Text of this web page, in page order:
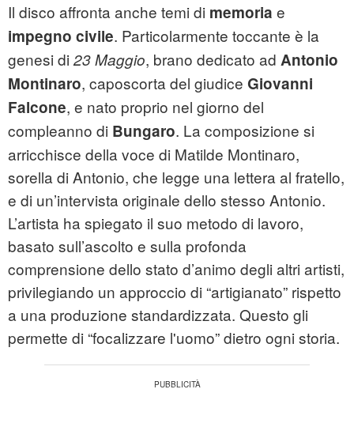
Il disco affronta anche temi di memoria e
impegno civile. Particolarmente toccante è la
genesi di 23 Maggio, brano dedicato ad Antonio
Montinaro, caposcorta del giudice Giovanni
Falcone, e nato proprio nel giorno del
compleanno di Bungaro. La composizione si
arricchisce della voce di Matilde Montinaro,
sorella di Antonio, che legge una lettera al fratello,
e di un’intervista originale dello stesso Antonio.
L’artista ha spiegato il suo metodo di lavoro,
basato sull’ascolto e sulla profonda
comprensione dello stato d’animo degli altri artisti,
privilegiando un approccio di “artigianato” rispetto
a una produzione standardizzata. Questo gli
permette di “focalizzare l'uomo” dietro ogni storia.